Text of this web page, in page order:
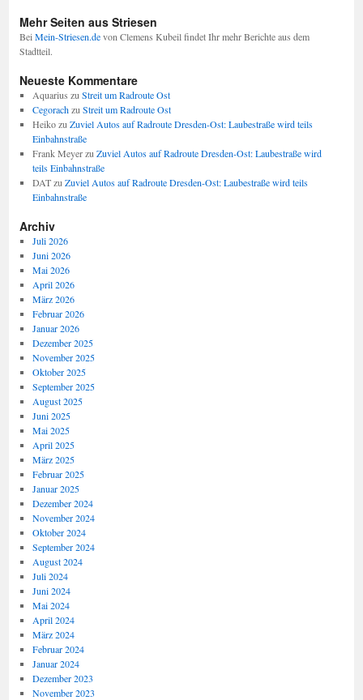
Mehr Seiten aus Striesen
Bei Mein-Striesen.devon Clemens Kubeil findet Ihr mehr Berichte aus dem
Stadtteil.
Neueste Kommentare
Aquarius zu Streit um Radroute Ost
Cegorachzu Streit um Radroute Ost
Heikozu Zuviel Autos auf Radroute Dresden-Ost: Laubestraße wird teils
Einbahnstraße
Frank Meyerzu Zuviel Autos auf Radroute Dresden-Ost: Laubestraße wird
teils Einbahnstraße
DATzu Zuviel Autos auf Radroute Dresden-Ost: Laubestraße wird teils
Einbahnstraße
Archiv
Juli 2026
Juni 2026
Mai 2026
April 2026
März 2026
Februar 2026
Januar 2026
Dezember 2025
November 2025
Oktober 2025
September 2025
August 2025
Juni 2025
Mai 2025
April 2025
März 2025
Februar 2025
Januar 2025
Dezember 2024
November 2024
Oktober 2024
September 2024
August 2024
Juli 2024
Juni 2024
Mai 2024
April 2024
März 2024
Februar 2024
Januar 2024
Dezember 2023
November 2023